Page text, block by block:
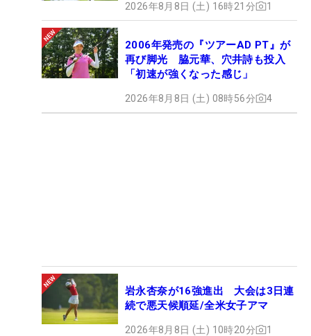
2026年8月8日 (土) 16時21分 1
2006年発売の『ツアーAD PT』が
再び脚光 脇元華、穴井詩も投入
「初速が強くなった感じ」
2026年8月8日 (土) 08時56分 4
岩永杏奈が16強進出 大会は3日連
続で悪天候順延/全米女子アマ
2026年8月8日 (土) 10時20分 1